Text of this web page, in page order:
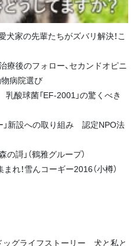
愛犬家の先輩たちがズバリ解決！こ
療後のフォロー、セカンドオピニ
病院選び
酸球菌「EF-2001」の驚くべき
」新設への取り組み 認定NPO法
謌」（鶴雅グループ）
！雪んコーギー2016（小樽）
ッグライフストーリー 犬と私と